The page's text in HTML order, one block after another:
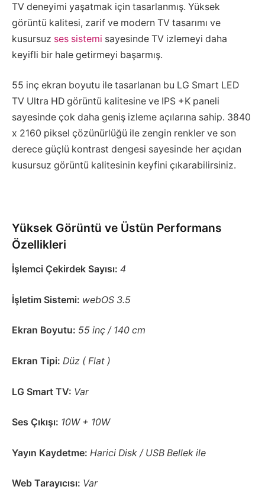
TV deneyimi yaşatmak için tasarlanmış. Yüksek
görüntü kalitesi, zarif ve modern TV tasarımı ve
kusursuz ses sistemi sayesinde TV izlemeyi daha
keyifli bir hale getirmeyi başarmış.
55 inç ekran boyutu ile tasarlanan bu LG Smart LED
TV Ultra HD görüntü kalitesine ve IPS +K paneli
sayesinde çok daha geniş izleme açılarına sahip. 3840
x 2160 piksel çözünürlüğü ile zengin renkler ve son
derece güçlü kontrast dengesi sayesinde her açıdan
kusursuz görüntü kalitesinin keyfini çıkarabilirsiniz.
Yüksek Görüntü ve Üstün Performans
Özellikleri
İşlemci Çekirdek Sayısı: 4
İşletim Sistemi: webOS 3.5
Ekran Boyutu: 55 inç / 140 cm
Ekran Tipi: Düz ( Flat )
LG Smart TV: Var
Ses Çıkışı: 10W + 10W
Yayın Kaydetme: Harici Disk / USB Bellek ile
Web Tarayıcısı: Var